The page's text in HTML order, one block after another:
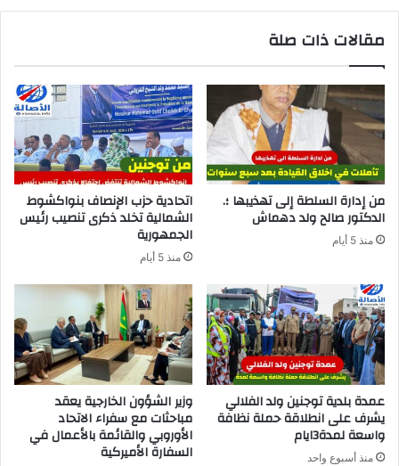
مقالات ذات صلة
من إدارة السلطة إلى تهذيبها ؛.
الدكتور صالح ولد دهماش
منذ 5 أيام
اتحادية حزب الإنصاف بنواكشوط
الشمالية تخلد ذكرى تنصيب رئيس
الجمهورية
منذ 5 أيام
عمدة بلدية توجنين ولد الفلالي
يشرف على انطلاقة حملة نظافة
واسعة لمدة3ايام
منذ أسبوع واحد
وزير الشؤون الخارجية يعقد
مباحثات مع سفراء الاتحاد
الأوروبي والقائمة بالأعمال في
السفارة الأميركية